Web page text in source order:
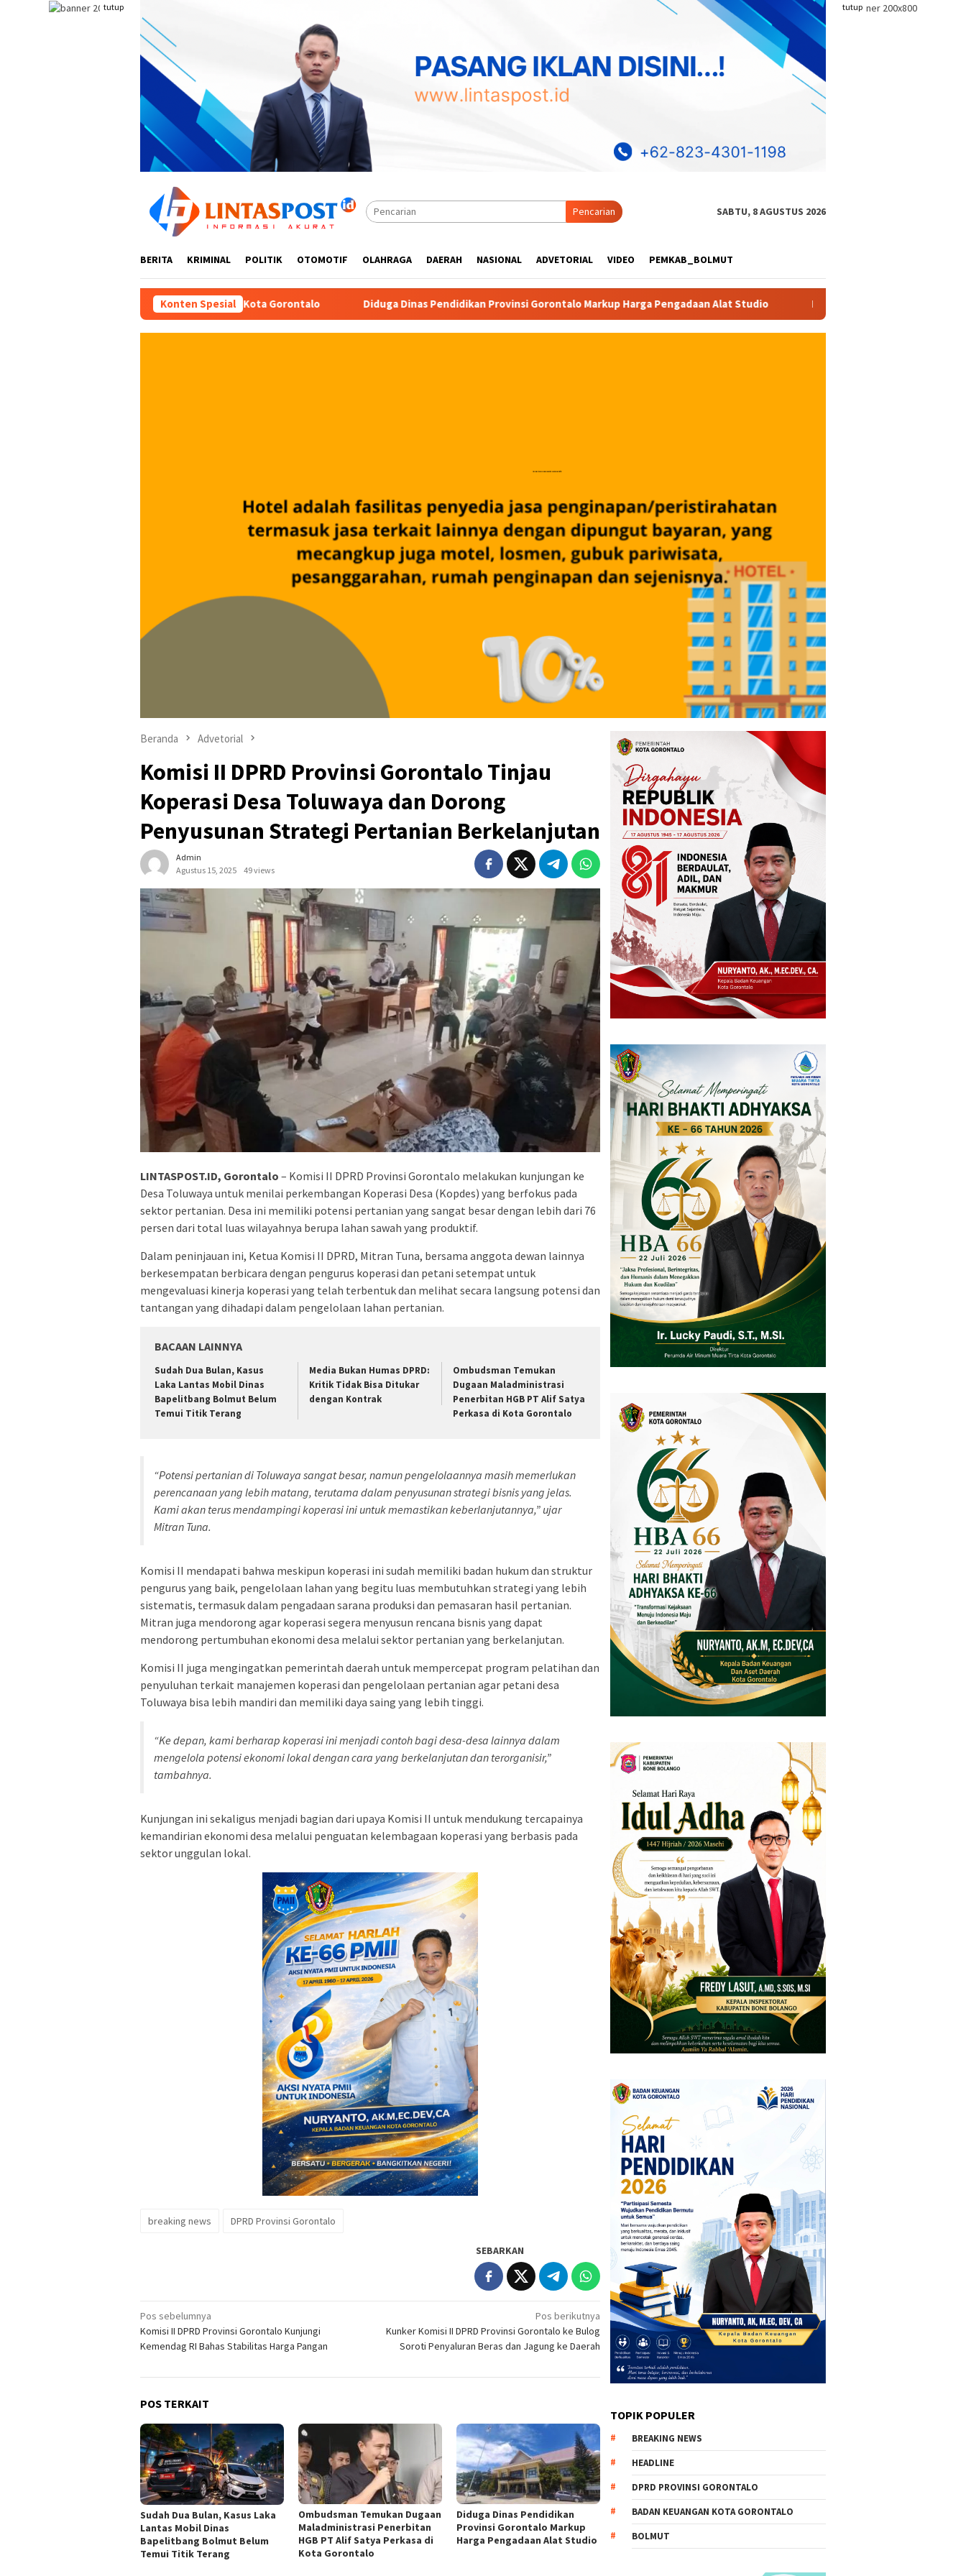
tutup tutup
Pencarian SABTU, 8 AGUSTUS 2026
BERITA KRIMINAL POLITIK OTOMOTIF OLAHRAGA DAERAH NASIONAL ADVETORIAL VIDEO PEMKAB_BOLMUT
Konten Spesial
Perkasa di Kota Gorontalo Diduga Dinas Pendidikan Provinsi Gorontalo Markup Harga Pengadaan Alat Studio Diduga Akan Perkuat Aktivitas PETI, Dua Excavator
Beranda Advetorial
Komisi II DPRD Provinsi Gorontalo Tinjau
Koperasi Desa Toluwaya dan Dorong
Penyusunan Strategi Pertanian Berkelanjutan
Admin
Agustus 15, 2025
49 views
LINTASPOST.ID, Gorontalo – Komisi II DPRD Provinsi Gorontalo melakukan kunjungan ke
Desa Toluwaya untuk menilai perkembangan Koperasi Desa (Kopdes) yang berfokus pada
sektor pertanian. Desa ini memiliki potensi pertanian yang sangat besar dengan lebih dari 76
persen dari total luas wilayahnya berupa lahan sawah yang produktif.
Dalam peninjauan ini, Ketua Komisi II DPRD, Mitran Tuna, bersama anggota dewan lainnya
berkesempatan berbicara dengan pengurus koperasi dan petani setempat untuk
mengevaluasi kinerja koperasi yang telah terbentuk dan melihat secara langsung potensi dan
tantangan yang dihadapi dalam pengelolaan lahan pertanian.
BACAAN LAINNYA
Sudah Dua Bulan, Kasus
Laka Lantas Mobil Dinas
Bapelitbang Bolmut Belum
Temui Titik Terang
Media Bukan Humas DPRD:
Kritik Tidak Bisa Ditukar
dengan Kontrak
Ombudsman Temukan
Dugaan Maladministrasi
Penerbitan HGB PT Alif Satya
Perkasa di Kota Gorontalo
“Potensi pertanian di Toluwaya sangat besar, namun pengelolaannya masih memerlukan
perencanaan yang lebih matang, terutama dalam penyusunan strategi bisnis yang jelas.
Kami akan terus mendampingi koperasi ini untuk memastikan keberlanjutannya,” ujar
Mitran Tuna.
Komisi II mendapati bahwa meskipun koperasi ini sudah memiliki badan hukum dan struktur
pengurus yang baik, pengelolaan lahan yang begitu luas membutuhkan strategi yang lebih
sistematis, termasuk dalam pengadaan sarana produksi dan pemasaran hasil pertanian.
Mitran juga mendorong agar koperasi segera menyusun rencana bisnis yang dapat
mendorong pertumbuhan ekonomi desa melalui sektor pertanian yang berkelanjutan.
Komisi II juga mengingatkan pemerintah daerah untuk mempercepat program pelatihan dan
penyuluhan terkait manajemen koperasi dan pengelolaan pertanian agar petani desa
Toluwaya bisa lebih mandiri dan memiliki daya saing yang lebih tinggi.
“Ke depan, kami berharap koperasi ini menjadi contoh bagi desa-desa lainnya dalam
mengelola potensi ekonomi lokal dengan cara yang berkelanjutan dan terorganisir,”
tambahnya.
Kunjungan ini sekaligus menjadi bagian dari upaya Komisi II untuk mendukung tercapainya
kemandirian ekonomi desa melalui penguatan kelembagaan koperasi yang berbasis pada
sektor unggulan lokal.
breaking news DPRD Provinsi Gorontalo
SEBARKAN
Navigasi
pos
Pos sebelumnya
Komisi II DPRD Provinsi Gorontalo Kunjungi
Kemendag RI Bahas Stabilitas Harga Pangan
Pos berikutnya
Kunker Komisi II DPRD Provinsi Gorontalo ke Bulog
Soroti Penyaluran Beras dan Jagung ke Daerah
POS TERKAIT
Sudah Dua Bulan, Kasus Laka
Lantas Mobil Dinas
Bapelitbang Bolmut Belum
Temui Titik Terang
Ombudsman Temukan Dugaan
Maladministrasi Penerbitan
HGB PT Alif Satya Perkasa di
Kota Gorontalo
Diduga Dinas Pendidikan
Provinsi Gorontalo Markup
Harga Pengadaan Alat Studio
TOPIK POPULER
BREAKING NEWS
HEADLINE
DPRD PROVINSI GORONTALO
BADAN KEUANGAN KOTA GORONTALO
BOLMUT